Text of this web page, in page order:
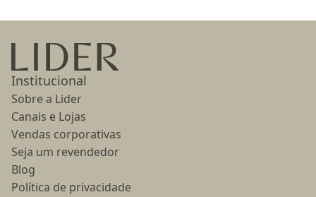
Ir para a página inicial
Institucional
Sobre a Lider
Canais e Lojas
Vendas corporativas
Seja um revendedor
Blog
Política de privacidade